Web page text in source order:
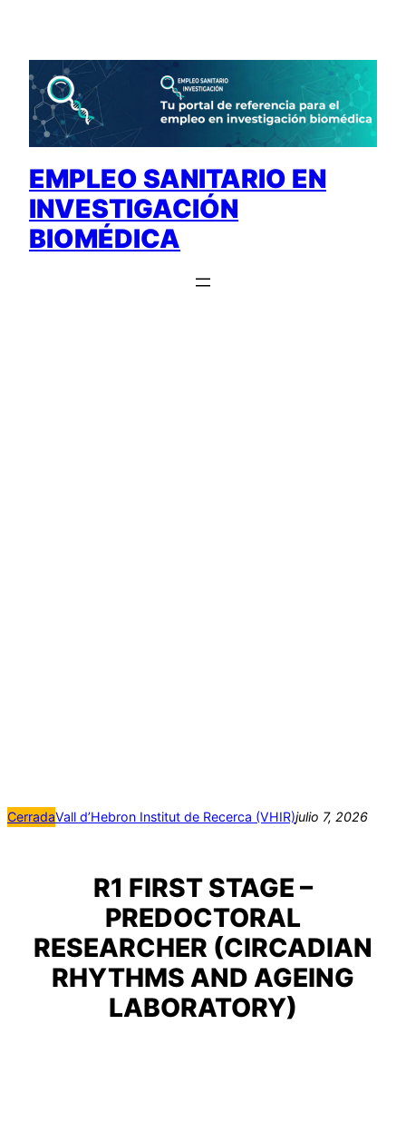
contenido
EMPLEO SANITARIO EN
INVESTIGACIÓN
BIOMÉDICA
CerradaVall d’Hebron Institut de Recerca (VHIR)julio 7, 2026
R1 FIRST STAGE –
PREDOCTORAL
RESEARCHER (CIRCADIAN
RHYTHMS AND AGEING
LABORATORY)